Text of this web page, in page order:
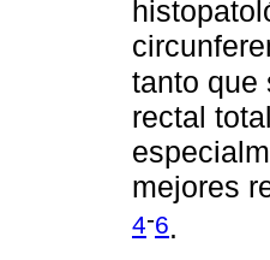
tanto que
rectal
mejores
4-6.